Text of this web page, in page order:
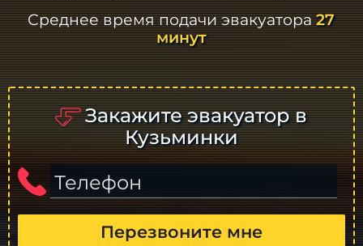
Среднее время подачи эвакуатора27
минут
Закажите эвакуатор в
Кузьминки
Телефон
Перезвоните мне